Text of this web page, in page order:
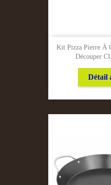
Kit Pizza Pierre À
Découper
Détail